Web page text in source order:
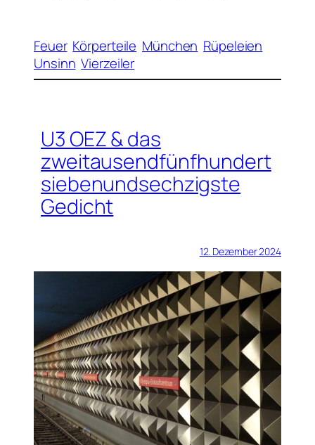
Feuer Körperteile München Rüpeleien
Unsinn Vierzeiler
U3 OEZ & das
zweitausendfünfhundert
siebenundsechzigste
Gedicht
12. Dezember 2024